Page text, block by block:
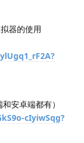
器的使用
安卓端都有）
cIyiwSqg?